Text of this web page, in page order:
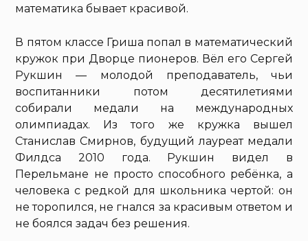
математика бывает красивой.
В пятом классе Гриша попал в математический
кружок при Дворце пионеров. Вёл его Сергей
Рукшин — молодой преподаватель, чьи
воспитанники потом десятилетиями
собирали медали на международных
олимпиадах. Из того же кружка вышел
Станислав Смирнов, будущий лауреат медали
Филдса 2010 года. Рукшин видел в
Перельмане не просто способного ребёнка, а
человека с редкой для школьника чертой: он
не торопился, не гнался за красивым ответом и
не боялся задач без решения.